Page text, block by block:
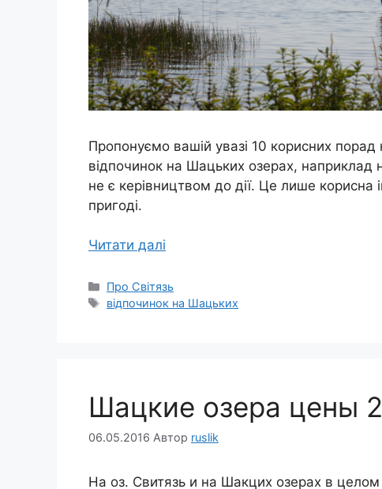
Пропонуємо вашій увазі 10 корисних
відпочинок на Шацьких озерах, наприклад
не є керівництвом до дії. Це лише
пригоді.
Читати далі
Категорії
Про Світязь
Позначки
відпочинок на Шацьких
Шацкие озера цены
06.05.2016 Автор ruslik
На оз. Свитязь и на Шакцих озерах в